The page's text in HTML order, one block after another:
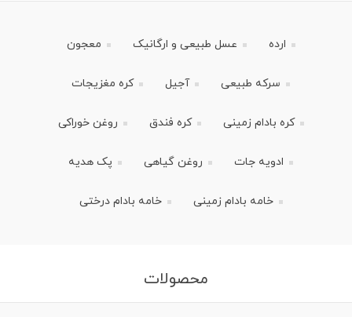
ارده عسل طبیعی و ارگانیک معجون
سرکه طبیعی آجیل کره مغزیجات
کره بادام زمینی کره فندق روغن خوراکی
ادویه جات روغن گیاهی پک هدیه
خامه بادام زمینی خامه بادام درختی
محصولات